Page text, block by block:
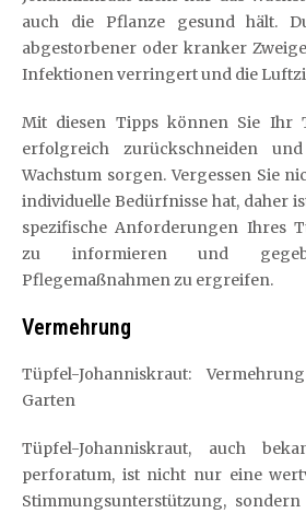
auch die Pflanze gesund hält.
abgestorbener oder kranker
Infektionen verringert und die
Mit diesen Tipps können Sie Ihr
erfolgreich zurückschneiden
Wachstum sorgen. Vergessen Sie
individuelle Bedürfnisse hat, daher
spezifische Anforderungen Ihres
zu informieren und
Pflegemaßnahmen zu ergreifen.
Vermehrung
Tüpfel-Johanniskraut:
Garten
Tüpfel-Johanniskraut, auch
perforatum, ist nicht nur eine
Stimmungsunterstützung,